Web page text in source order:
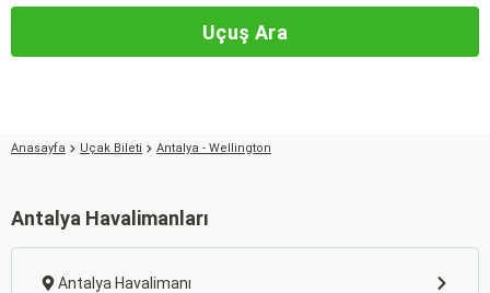
Uçuş Ara
Anasayfa Uçak Bileti Antalya - Wellington
Antalya Havalimanları
Antalya Havalimanı